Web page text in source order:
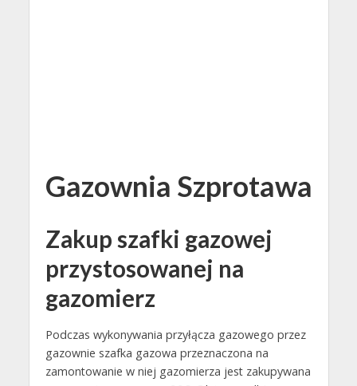
Gazownia Szprotawa
Zakup szafki gazowej
przystosowanej na
gazomierz
Podczas wykonywania przyłącza gazowego przez
gazownie szafka gazowa przeznaczona na
zamontowanie w niej gazomierza jest zakupywana